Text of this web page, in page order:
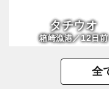
タチウオ
箱崎漁港／12日前
全